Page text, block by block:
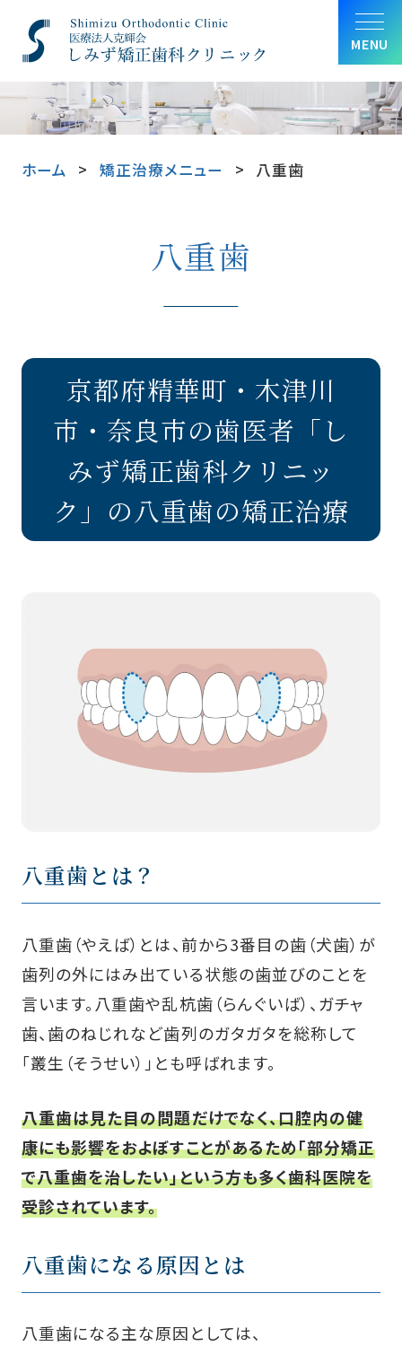
MENU
ホーム 矯正治療メニュー 八重歯
八重歯
京都府精華町・木津川
市・奈良市の歯医者「し
みず矯正歯科クリニッ
ク」の八重歯の矯正治療
八重歯とは？
八重歯（やえば）とは、前から3番目の歯（犬歯）が
歯列の外にはみ出ている状態の歯並びのことを
言います。八重歯や乱杭歯（らんぐいば）、ガチャ
歯、歯のねじれなど歯列のガタガタを総称して
「叢生（そうせい）」とも呼ばれます。
八重歯は見た目の問題だけでなく、口腔内の健
康にも影響をおよぼすことがあるため「部分矯正
で八重歯を治したい」という方も多く歯科医院を
受診されています。
八重歯になる原因とは
八重歯になる主な原因としては、